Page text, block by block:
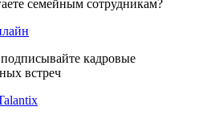
семейным сотрудникам?
кадровые
встреч